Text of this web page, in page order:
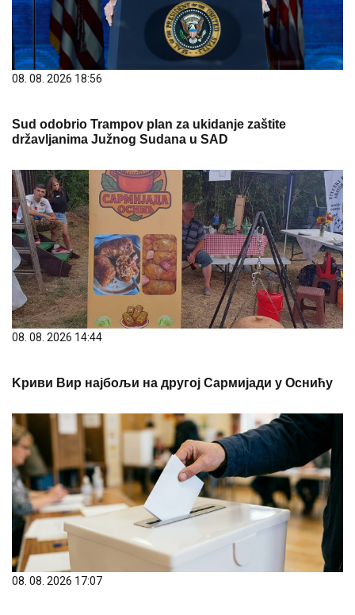
08. 08. 2026 18:56
Sud odobrio Trampov plan za ukidanje zaštite
državljanima Južnog Sudana u SAD
08. 08. 2026 14:44
Kриви Вир најбољи на другој Сармијади у Оснићу
08. 08. 2026 17:07